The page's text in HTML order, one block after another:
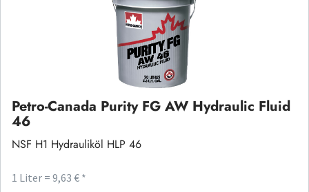
Petro-Canada Purity FG AW Hydraulic Fluid
46
NSF H1 Hydrauliköl HLP 46
1 Liter = 9,63 € *